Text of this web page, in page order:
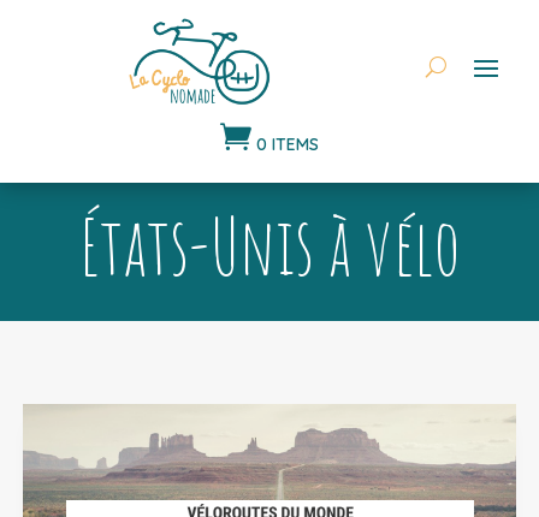
 0 ITEMS
États-Unis à vélo